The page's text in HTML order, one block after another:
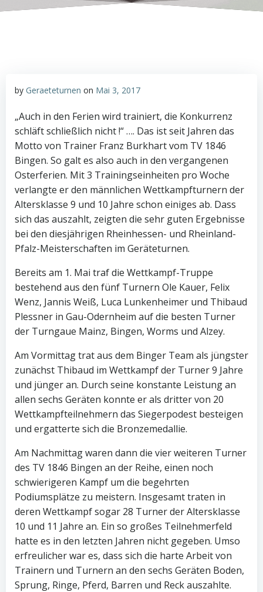
by Geraeteturnen on Mai 3, 2017
„Auch in den Ferien wird trainiert, die Konkurrenz
schläft schließlich nicht !“ …. Das ist seit Jahren das
Motto von Trainer Franz Burkhart vom TV 1846
Bingen. So galt es also auch in den vergangenen
Osterferien. Mit 3 Trainingseinheiten pro Woche
verlangte er den männlichen Wettkampfturnern der
Altersklasse 9 und 10 Jahre schon einiges ab. Dass
sich das auszahlt, zeigten die sehr guten Ergebnisse
bei den diesjährigen Rheinhessen- und Rheinland-
Pfalz-Meisterschaften im Geräteturnen.
Bereits am 1. Mai traf die Wettkampf-Truppe
bestehend aus den fünf Turnern Ole Kauer, Felix
Wenz, Jannis Weiß, Luca Lunkenheimer und Thibaud
Plessner in Gau-Odernheim auf die besten Turner
der Turngaue Mainz, Bingen, Worms und Alzey.
Am Vormittag trat aus dem Binger Team als jüngster
zunächst Thibaud im Wettkampf der Turner 9 Jahre
und jünger an. Durch seine konstante Leistung an
allen sechs Geräten konnte er als dritter von 20
Wettkampfteilnehmern das Siegerpodest besteigen
und ergatterte sich die Bronzemedallie.
Am Nachmittag waren dann die vier weiteren Turner
des TV 1846 Bingen an der Reihe, einen noch
schwierigeren Kampf um die begehrten
Podiumsplätze zu meistern. Insgesamt traten in
deren Wettkampf sogar 28 Turner der Altersklasse
10 und 11 Jahre an. Ein so großes Teilnehmerfeld
hatte es in den letzten Jahren nicht gegeben. Umso
erfreulicher war es, dass sich die harte Arbeit von
Trainern und Turnern an den sechs Geräten Boden,
Sprung, Ringe, Pferd, Barren und Reck auszahlte.